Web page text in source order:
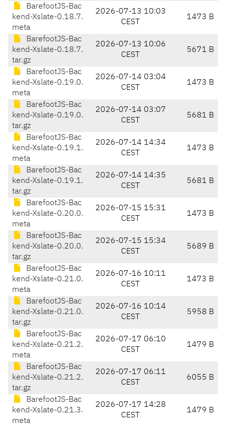
BarefootJS-Bac
kend-Xslate-0.18.7.
meta
2026-07-13 10:03
CEST
1473 B
BarefootJS-Bac
kend-Xslate-0.18.7.
tar.gz
2026-07-13 10:06
CEST
5671 B
BarefootJS-Bac
kend-Xslate-0.19.0.
meta
2026-07-14 03:04
CEST
1473 B
BarefootJS-Bac
kend-Xslate-0.19.0.
tar.gz
2026-07-14 03:07
CEST
5681 B
BarefootJS-Bac
kend-Xslate-0.19.1.
meta
2026-07-14 14:34
CEST
1473 B
BarefootJS-Bac
kend-Xslate-0.19.1.
tar.gz
2026-07-14 14:35
CEST
5681 B
BarefootJS-Bac
kend-Xslate-0.20.0.
meta
2026-07-15 15:31
CEST
1473 B
BarefootJS-Bac
kend-Xslate-0.20.0.
tar.gz
2026-07-15 15:34
CEST
5689 B
BarefootJS-Bac
kend-Xslate-0.21.0.
meta
2026-07-16 10:11
CEST
1473 B
BarefootJS-Bac
kend-Xslate-0.21.0.
tar.gz
2026-07-16 10:14
CEST
5958 B
BarefootJS-Bac
kend-Xslate-0.21.2.
meta
2026-07-17 06:10
CEST
1479 B
BarefootJS-Bac
kend-Xslate-0.21.2.
tar.gz
2026-07-17 06:11
CEST
6055 B
BarefootJS-Bac
kend-Xslate-0.21.3.
meta
2026-07-17 14:28
CEST
1479 B